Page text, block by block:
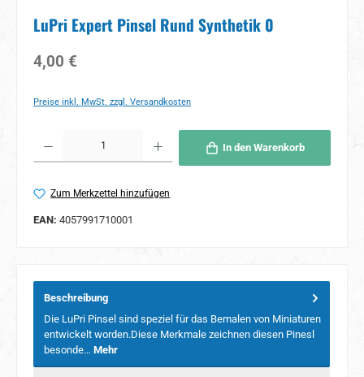
LuPri Expert Pinsel Rund Synthetik 0
Regulärer Preis:
4,00 €
Preise inkl. MwSt. zzgl. Versandkosten
In den Warenkorb
Zum Merkzettel hinzufügen
EAN: 4057991710001
Beschreibung
Die LuPri Pinsel sind speziel für das Bemalen von Miniaturen
entwickelt worden.Diese Merkmale zeichnen diesen Pinesl
besonde… Mehr